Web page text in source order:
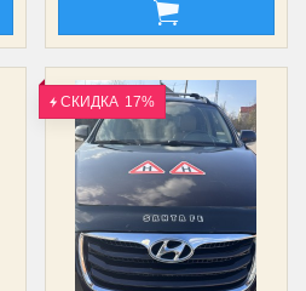
СКИДКА 17%